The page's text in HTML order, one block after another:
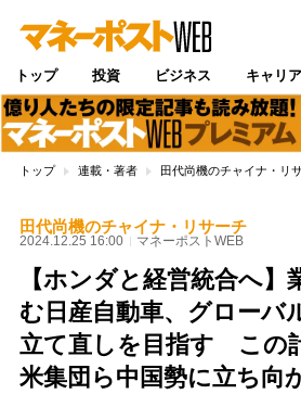
トップ 投資 ビジネス キャリア
トップ 連載・著者 田代尚機のチャイナ・リ
田代尚機のチャイナ・リサーチ
2024.12.25 16:00 マネーポストWEB
【ホンダと経営統合へ】
む日産自動車、グローバ
立て直しを目指す この
米集団ら中国勢に立ち向